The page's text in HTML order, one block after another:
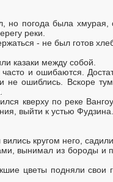
но погода была
реки.
- не был готов
казаки между собой.
и ошибаются.
не ошиблись. Вскоре
кверху по реке
выйти к устью Фудзина.
кругом него,
вынимал из бороды и
цветы подняли свои